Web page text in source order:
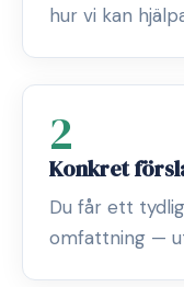
hur vi kan
2
Konkret
Du får ett
omfattning —